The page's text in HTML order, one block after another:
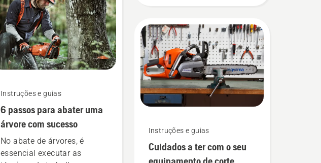
Instruções e guias
6 passos para abater uma
árvore com sucesso
No abate de árvores, é
essencial executar as
parques dos seus países.
Eles compõem a nossa
equipa H. E são os nossos
utilizadores mais exigentes.
Instruções e guias
Cuidados a ter com o seu